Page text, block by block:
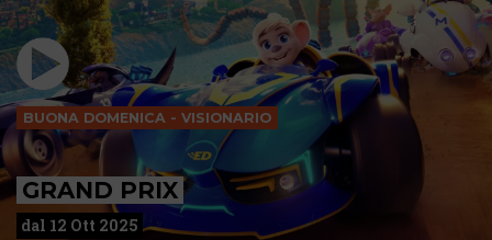
BUONA DOMENICA - VISIONARIO
GRAND PRIX
dal 12 Ott 2025